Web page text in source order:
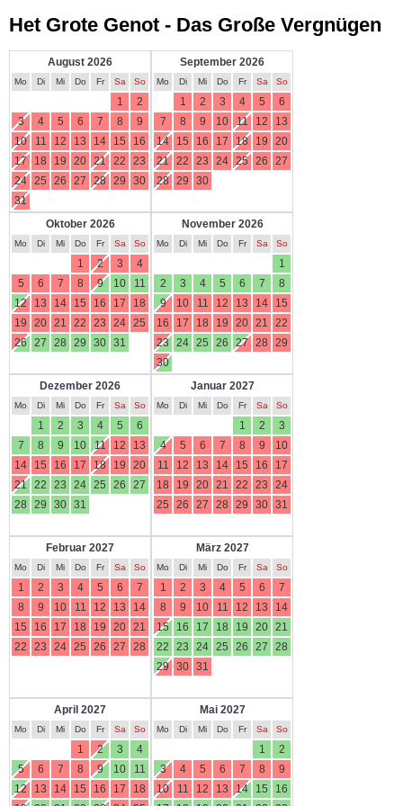
Het Grote Genot - Das Große Vergnügen
August 2026
Mo Di Mi Do Fr Sa So
1
2
3
4 5 6 7 8
9
10
11 12 13 14 15
16
17
18 19 20 21 22
23
24 25 26 27 28 29
30
31
September 2026
Mo Di Mi Do Fr Sa So
1 2 3 4 5
6
7
8 9 10 11 12
13
14
15 16 17 18 19
20
21
22 23 24 25 26
27
28 29 30
Oktober 2026
Mo Di Mi Do Fr Sa So
1 2 3
4
5
6 7 8 9 10
11
12
13 14 15 16 17
18
19
20 21 22 23 24 25
26
27 28 29 30 31
November 2026
Mo Di Mi Do Fr Sa So
1
2
3 4 5 6 7
8
9
10 11 12 13 14
15
16
17 18 19 20 21
22
23
24 25 26 27 28 29
30
Dezember 2026
Mo Di Mi Do Fr Sa So
1 2 3 4 5
6
7
8 9 10 11 12
13
14
15 16 17 18 19
20
21
22 23 24 25 26
27
28
29 30 31
Januar 2027
Mo Di Mi Do Fr Sa So
1 2
3
4
5 6 7 8 9
10
11
12 13 14 15 16
17
18
19 20 21 22 23
24
25
26 27 28 29 30 31
Februar 2027
Mo Di Mi Do Fr Sa So
1 2 3 4 5 6
7
8
9 10 11 12 13
14
15
16 17 18 19 20 21
22
23 24 25 26 27 28
März 2027
Mo Di Mi Do Fr Sa So
1 2 3 4 5 6
7
8
9 10 11 12 13
14
15
16 17 18 19 20 21
22
23 24 25 26 27
28
29
30 31
April 2027
Mo Di Mi Do Fr Sa So
1 2 3
4
5
6 7 8 9 10
11
12
13 14 15 16 17
18
Mai 2027
Mo Di Mi Do Fr Sa So
1
2
3
4 5 6 7 8
9
10
11 12 13 14 15
16